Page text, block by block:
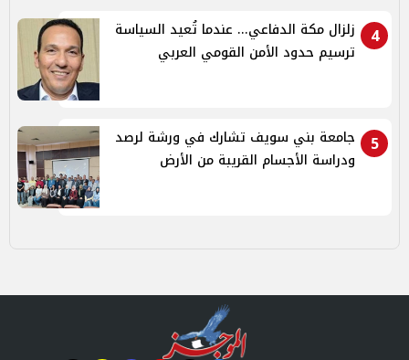
4
زلزال مكة الدفاعي... عندما تُعيد السياسة
ترسيم حدود الأمن القومي العربي
5
جامعة بني سويف تشارك في ورشة لرصد
ودراسة الأجسام القريبة من الأرض